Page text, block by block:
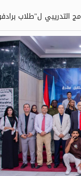
التدريبي ل"طلاب